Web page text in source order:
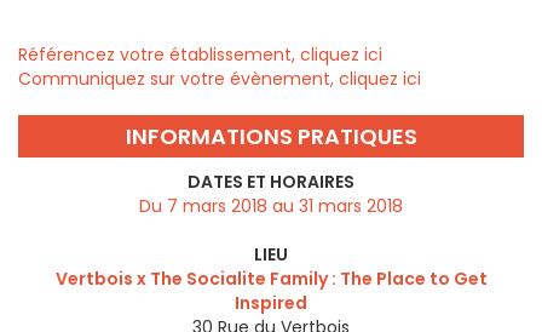
Référencez votre établissement, cliquez ici
Communiquez sur votre évènement, cliquez ici
INFORMATIONS PRATIQUES
DATES ET HORAIRES
Du 7 mars 2018 au 31 mars 2018
LIEU
Vertbois x The Socialite Family : The Place to Get
Inspired